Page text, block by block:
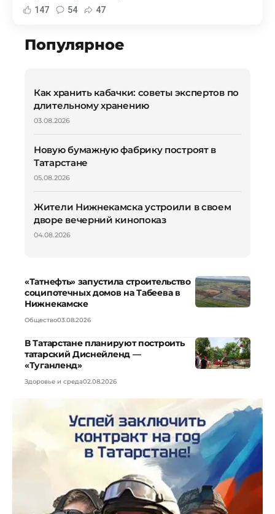
147 54 47
Популярное
Как хранить кабачки: советы экспертов по
длительному хранению
03.08.2026
Новую бумажную фабрику построят в
Татарстане
05.08.2026
Жители Нижнекамска устроили в своем
дворе вечерний кинопоказ
04.08.2026
«Татнефть» запустила строительство
соципотечных домов на Табеева в
Нижнекамске
Общество03.08.2026
В Татарстане планируют построить
татарский Диснейленд —
«Туганленд»
Здоровье и среда02.08.2026